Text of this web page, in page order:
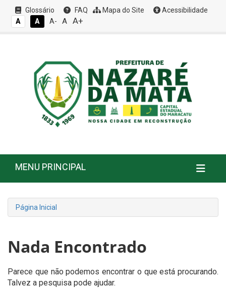
Glossário FAQ Mapa do Site
Acessibilidade
A
A A- A A+
MENU PRINCIPAL
Página Inicial
Nada Encontrado
Parece que não podemos encontrar o que está procurando.
Talvez a pesquisa pode ajudar.